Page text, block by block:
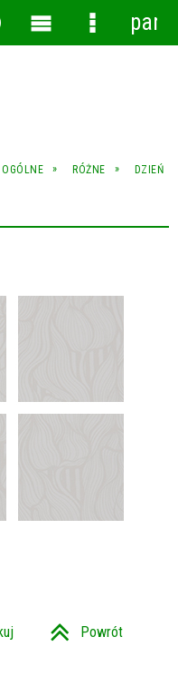
OGÓLNE RÓŻNE
DZIEŃ
Powrót
MenuMenu